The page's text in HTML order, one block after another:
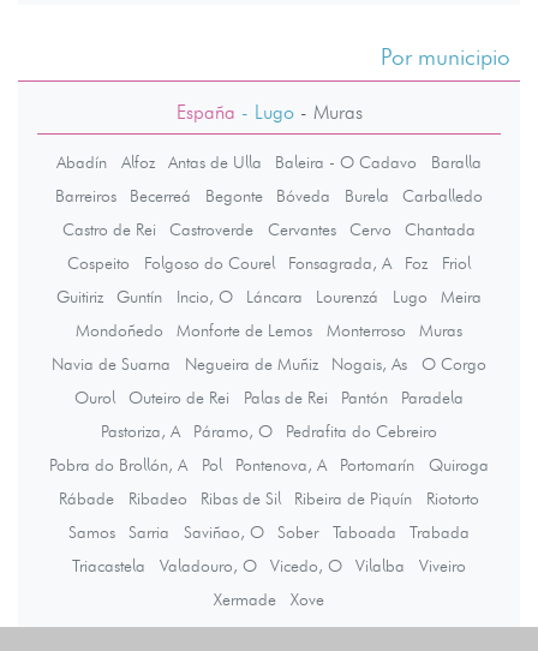
Por municipio
España - Lugo- Muras
Abadín Alfoz Antas de Ulla Baleira - O Cadavo
Baralla
Barreiros
Becerreá Begonte Bóveda Burela
Carballedo
Castro de Rei
Castroverde Cervantes Cervo
Chantada
Cospeito
Folgoso do Courel Fonsagrada, A Foz
Friol
Guitiriz
Guntín Incio, O Láncara Lourenzá Lugo
Meira
Mondoñedo
Monforte de Lemos Monterroso
Muras
Navia de Suarna
Negueira de Muñiz Nogais, As
O Corgo
Ourol
Outeiro de Rei Palas de Rei Pantón
Paradela
Pastoriza, A
Páramo, O
Pedrafita do Cebreiro
Pobra do Brollón, A
Pol Pontenova, A Portomarín
Quiroga
Rábade
Ribadeo Ribas de Sil Ribeira de Piquín
Riotorto
Samos
Sarria Saviñao, O Sober Taboada
Trabada
Triacastela
Valadouro, O Vicedo, O Vilalba
Viveiro
Xermade
Xove